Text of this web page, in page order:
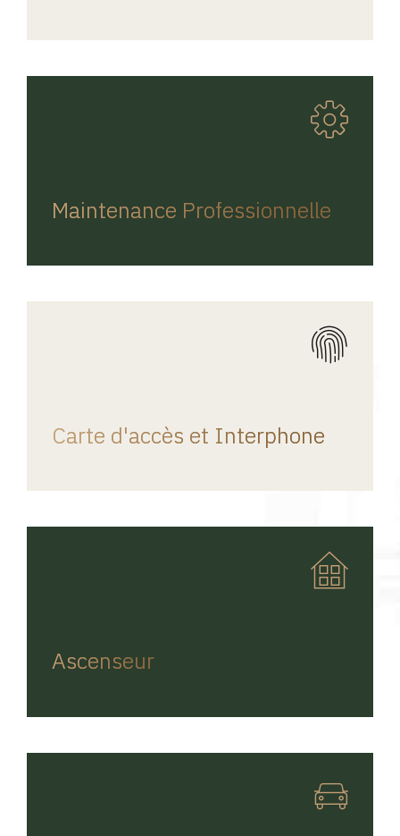
Maintenance Professionnelle
Carte d'accès et Interphone
Ascenseur